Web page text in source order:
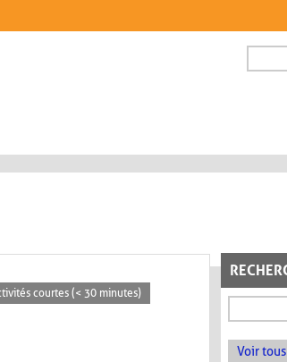
Voir
courtes (< 30 minutes)